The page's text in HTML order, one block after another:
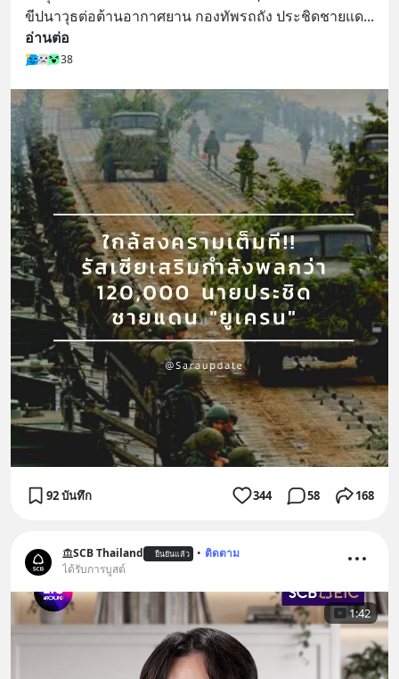
ขีปนาวุธต่อต้านอากาศยาน กองทัพรถถัง ประชิดชายแด
อ่านต่อ
38
92 บันทึก 344 58 168
SCB Thailand ยืนยันแล้ว • ติดตาม
ได้รับการบูสต์
1:42